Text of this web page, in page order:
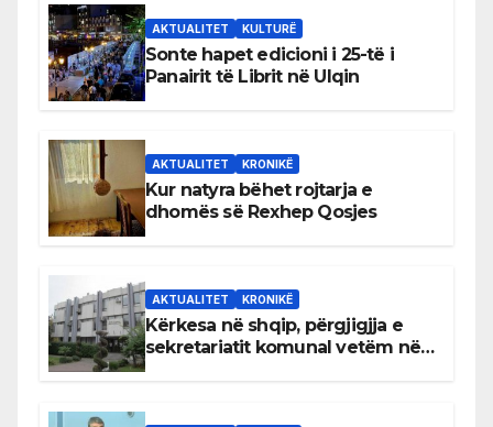
AKTUALITET KULTURË
Sonte hapet edicioni i 25-të i
Panairit të Librit në Ulqin
AKTUALITET KRONIKË
Kur natyra bëhet rojtarja e
dhomës së Rexhep Qosjes
AKTUALITET KRONIKË
Kërkesa në shqip, përgjigjja e
sekretariatit komunal vetëm në